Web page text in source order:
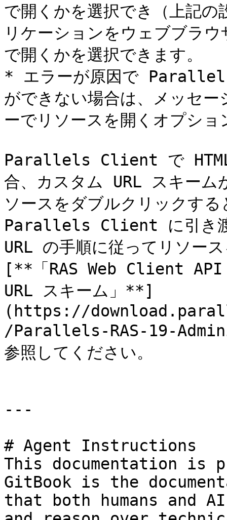
で開くかを選択でき（上記
リケーションをウェブブラ
で開くかを選択できます。
* エラーが原因で
ができない場合は、メッセ
ーでリソースを開くオプショ
Parallels Client で
合、カスタム URL スキーム
ソースをダブルクリックす
Parallels Client に引き
URL の手順に従ってリソー
[**「RAS Web Client
URL スキーム」**]
(https://
/Parallels-RAS-19-
参照してください。
---
# Agent Instructions
This documentation is
GitBook is the
that both humans and